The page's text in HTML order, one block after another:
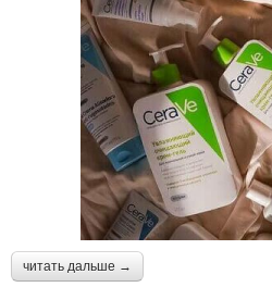
читать дальше →